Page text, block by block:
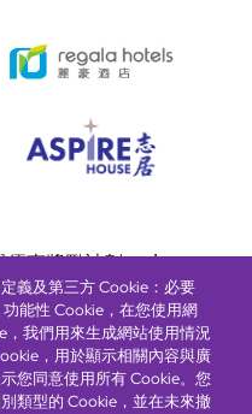
優惠獎勵計劃e-shop
介
新資訊！
義及第三方 Cookie：必要
能性 Cookie，在您使用網
我們用來生成網站使用情況
，用於顯示相關內容與廣
您同意使用所有 Cookie。您
類型的 Cookie，並在未來撤